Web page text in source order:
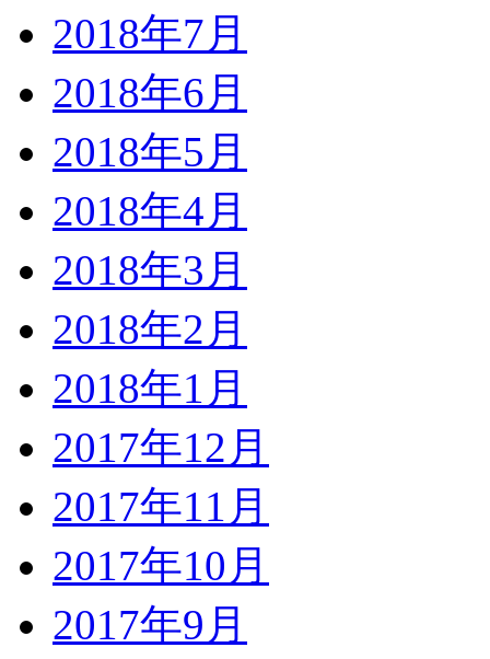
2018年7月
2018年6月
2018年5月
2018年4月
2018年3月
2018年2月
2018年1月
2017年12月
2017年11月
2017年10月
2017年9月